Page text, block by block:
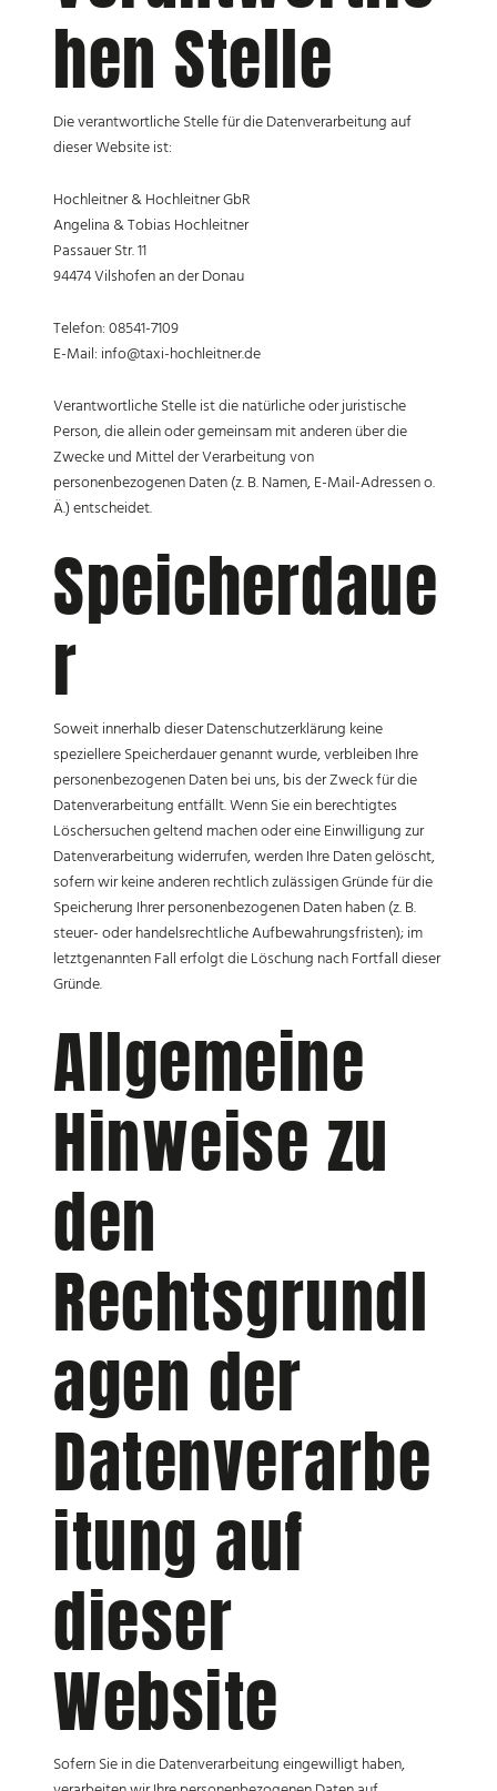
hen Stelle
Die verantwortliche Stelle für die Datenverarbeitung auf
dieser Website ist:
Hochleitner & Hochleitner GbR
Angelina & Tobias Hochleitner
Passauer Str. 11
94474 Vilshofen an der Donau
Telefon: 08541-7109
E-Mail: info@taxi-hochleitner.de
Verantwortliche Stelle ist die natürliche oder juristische
Person, die allein oder gemeinsam mit anderen über die
Zwecke und Mittel der Verarbeitung von
personenbezogenen Daten (z. B. Namen, E-Mail-Adressen o.
Ä.) entscheidet.
Speicherdaue
r
Soweit innerhalb dieser Datenschutzerklärung keine
speziellere Speicherdauer genannt wurde, verbleiben Ihre
personenbezogenen Daten bei uns, bis der Zweck für die
Datenverarbeitung entfällt. Wenn Sie ein berechtigtes
Löschersuchen geltend machen oder eine Einwilligung zur
Datenverarbeitung widerrufen, werden Ihre Daten gelöscht,
sofern wir keine anderen rechtlich zulässigen Gründe für die
Speicherung Ihrer personenbezogenen Daten haben (z. B.
steuer- oder handelsrechtliche Aufbewahrungsfristen); im
letztgenannten Fall erfolgt die Löschung nach Fortfall dieser
Gründe.
Allgemeine
Hinweise zu
den
Rechtsgrundl
agen der
Datenverarbe
itung auf
dieser
Website
Sofern Sie in die Datenverarbeitung eingewilligt haben,